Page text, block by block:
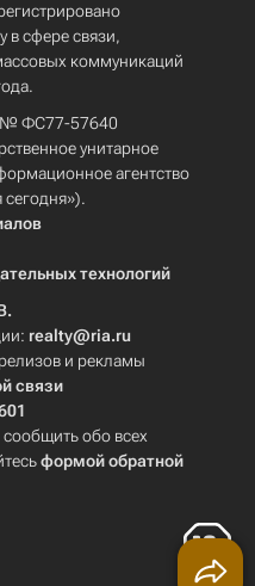
в сфере связи,
коммуникаций
№ ФС77-57640
унитарное
агентство
технологий
realty@ria.ru
и рекламы
связи
обо всех
формой обратной